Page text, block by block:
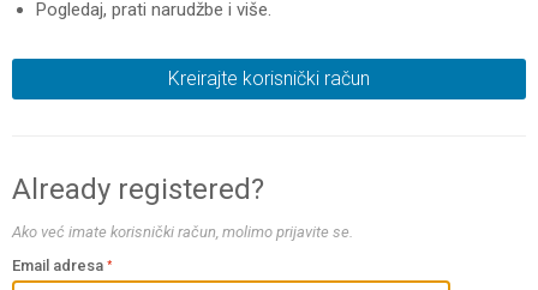
Pogledaj, prati narudžbe i više.
Kreirajte korisnički račun
Already registered?
Ako već imate korisnički račun, molimo prijavite se.
Email adresa